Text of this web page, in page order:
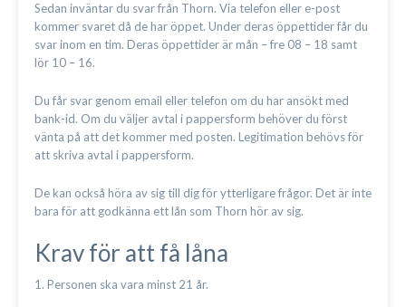
Sedan inväntar du svar från Thorn. Via telefon eller e-post
kommer svaret då de har öppet. Under deras öppettider får du
svar inom en tim. Deras öppettider är mån – fre 08 – 18 samt
lör 10 – 16.
Du får svar genom email eller telefon om du har ansökt med
bank-id. Om du väljer avtal i pappersform behöver du först
vänta på att det kommer med posten. Legitimation behövs för
att skriva avtal i pappersform.
De kan också höra av sig till dig för ytterligare frågor. Det är inte
bara för att godkänna ett lån som Thorn hör av sig.
Krav för att få låna
1. Personen ska vara minst 21 år.